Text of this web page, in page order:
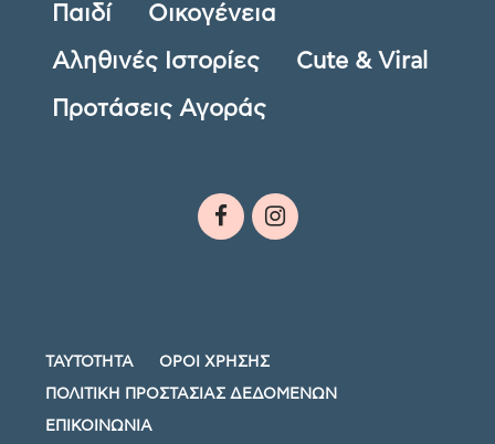
Παιδί Οικογένεια
Αληθινές Ιστορίες Cute & Viral
Προτάσεις Αγοράς
ΤΑΥΤΟΤΗΤΑ ΟΡΟΙ ΧΡΗΣΗΣ
ΠΟΛΙΤΙΚΗ ΠΡΟΣΤΑΣΙΑΣ ΔΕΔΟΜΕΝΩΝ
ΕΠΙΚΟΙΝΩΝΙΑ